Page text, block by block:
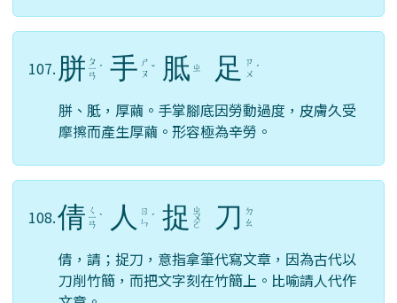
107. 胼 ㄆ
ㄧ
ㄢ
ˊ 手 ㄕ
ㄡ ˇ 胝 ㄓ 足
ㄗ
ㄨ ˊ
胼、胝，厚繭。手掌腳底因勞動過度，皮膚久受
摩擦而產生厚繭。形容極為辛勞。
108.倩 ㄑ
ㄧ
ㄢ
ˋ 人
ㄖ
ㄣ ˊ 捉 ㄓ
ㄨ
ㄛ 刀
ㄉ
ㄠ
倩，請；捉刀，意指拿筆代寫文章，因為古代以
刀削竹簡，而把文字刻在竹簡上。比喻請人代作